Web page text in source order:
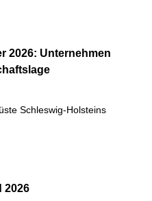
2026: Unternehmen
Schleswig-Holsteins
2026